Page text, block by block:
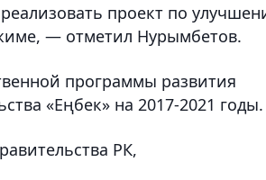
проект по
— отметил Нурымбетов.
программы развития
«Еңбек» на 2017-2021 годы.
РК,